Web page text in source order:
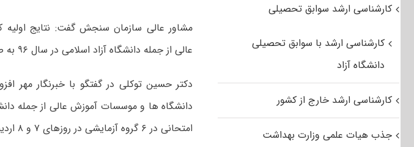
مشاور عالی سازمان سنجش گفت: نتایج
عالی از جمله دانشگاه آزاد اسلامی در سال ۹۶ به صورت کارنامه در نیمه دوم خرداد منتشر می‌شود.
دکتر حسین توکلی در گفتگو با خبرنگار مهر
امتحانی در ۶ گروه آزمایشی در روزهای ۷ و ۸ اردیبهشت ماه ۹۶ برگزار شد.
کارشناسی ارشد سوابق تحصیلی
کارشناسی ارشد با سوابق تحصیلی
دانشگاه آزاد
کارشناسی ارشد خارج از کشور
جذب هیات علمی وزارت بهداشت